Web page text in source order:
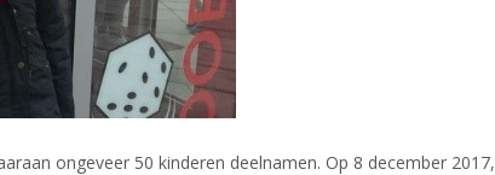
ongeveer 50 kinderen deelnamen. Op 8 december 2017,